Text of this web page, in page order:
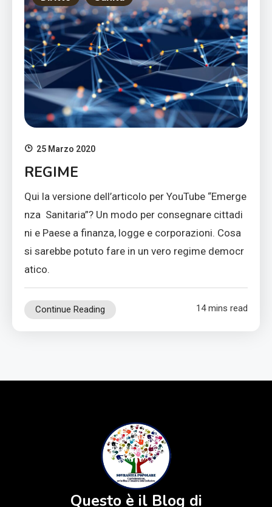
25 Marzo 2020
REGIME
Qui la versione dell’articolo per YouTube “Emerge
nza Sanitaria”? Un modo per consegnare cittadi
ni e Paese a finanza, logge e corporazioni. Cosa
si sarebbe potuto fare in un vero regime democr
atico.
Continue Reading 14 mins read
Questo è il Blog di